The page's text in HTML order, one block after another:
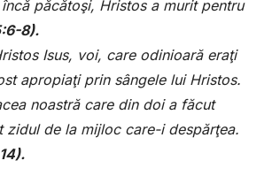
păcătoşi, Hristos a murit pentru
8).
Isus, voi, care odinioară eraţi
apropiaţi prin sângele lui Hristos.
noastră care din doi a făcut
zidul de la mijloc care-i despărţea.